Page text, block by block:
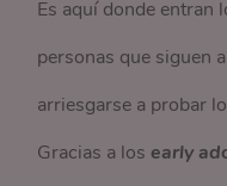
Es aquí donde entran
personas que siguen
arriesgarse a probar
Gracias a losearly